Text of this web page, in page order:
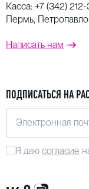
Касса: +7 (342)
Пермь,
Написать нам
ПОДПИСАТЬСЯ НА
Электронная почта
Я даю согласие